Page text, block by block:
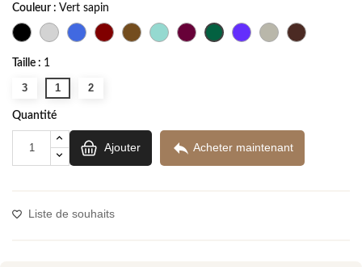
Couleur : Vert sapin
Taille : 1
3 1 2
Quantité
Ajouter  Acheter maintenant
Liste de souhaits